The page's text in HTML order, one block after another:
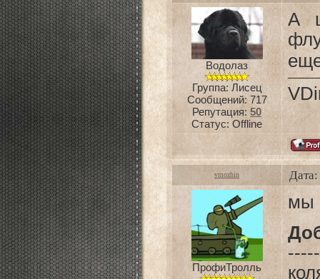
Водолаз
Группа: Лисец
Сообщений:717
Репутация: 50
Статус: Offline
А
vmozhin
ПрофиТролль
мы